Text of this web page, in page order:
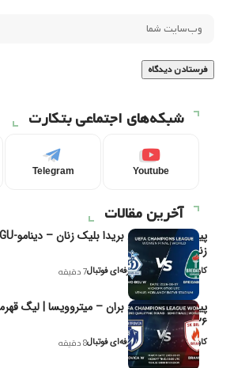
شبکه‌های اجتماعی بتکارت
Youtube
Telegram
آخرین مقالات
زنان یوفا
کاوه نیک‌فر، تحلیل‌گر حرفه‌ای فوتبال7 دقیقه
پیش‌بینی و تحلیل بران – میتروویسا | لیگ
۲۰۲۶
کاوه نیک‌فر، تحلیل‌گر حرفه‌ای فوتبال8 دقیقه